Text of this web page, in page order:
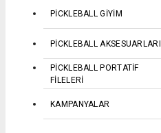
PICKLEBALL GIYIM
PICKLEBALL AKSESUARLARI
PICKLEBALL PORTATIF
FILELERI
KAMPANYALAR